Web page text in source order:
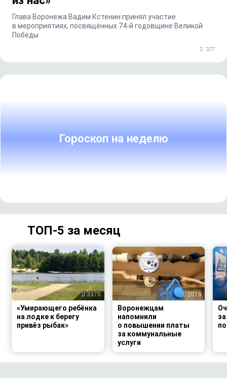
Глава Воронежа Вадим Кстенин принял участие
в мероприятиях, посвящённых 74‑й годовщине Великой
Победы
377
Гороскоп на неделю
ТОП-5 за месяц
3370
«Умирающего ребёнка
на лодке к берегу
привёз рыбак»
2018
Воронежцам
напомнили
о повышении платы
за коммунальные
услуги